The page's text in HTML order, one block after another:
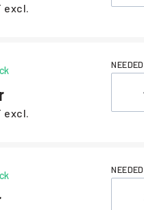
excl.
excl.
NEEDED
NEEDED